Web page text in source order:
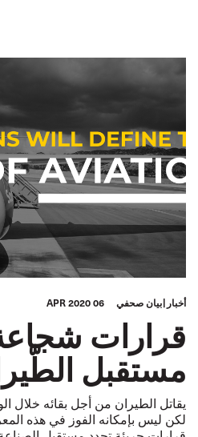
أخبار بيان صحفي 06 APR 2020
قرارات
مستقبل
لكن ليس بإمكانه الفوز في هذه